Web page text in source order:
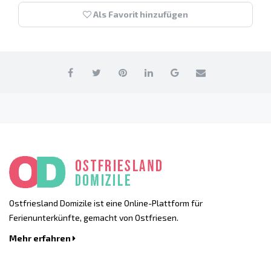
Als Favorit hinzufügen
Ostfriesland Domizile ist eine Online-Plattform für
Ferienunterkünfte, gemacht von Ostfriesen.
Mehr erfahren